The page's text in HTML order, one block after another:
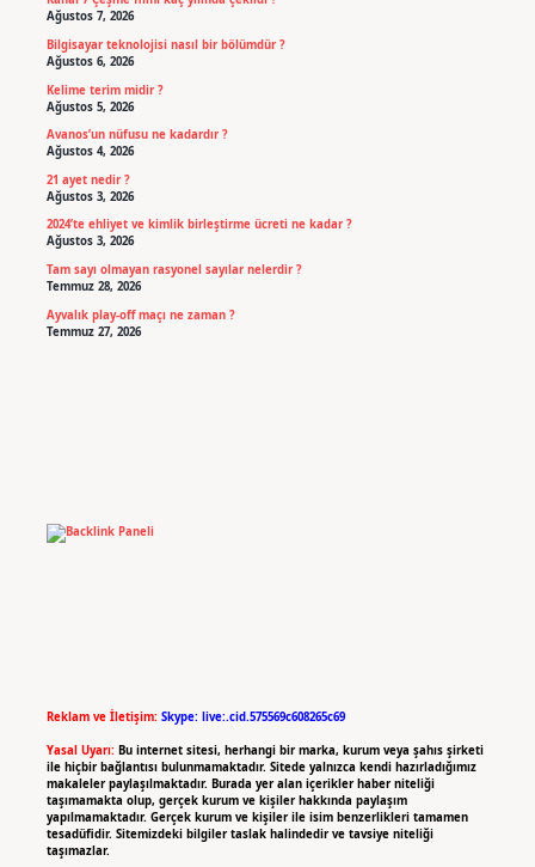
Ağustos 7, 2026
Bilgisayar teknolojisi nasıl bir bölümdür ?
Ağustos 6, 2026
Kelime terim midir ?
Ağustos 5, 2026
Avanos’un nüfusu ne kadardır ?
Ağustos 4, 2026
21 ayet nedir ?
Ağustos 3, 2026
2024’te ehliyet ve kimlik birleştirme ücreti ne kadar ?
Ağustos 3, 2026
Tam sayı olmayan rasyonel sayılar nelerdir ?
Temmuz 28, 2026
Ayvalık play-off maçı ne zaman ?
Temmuz 27, 2026
Reklam ve İletişim: Skype: live:.cid.575569c608265c69
Yasal Uyarı: Bu internet sitesi, herhangi bir marka, kurum veya şahıs şirketi
ile hiçbir bağlantısı bulunmamaktadır. Sitede yalnızca kendi hazırladığımız
makaleler paylaşılmaktadır. Burada yer alan içerikler haber niteliği
taşımamakta olup, gerçek kurum ve kişiler hakkında paylaşım
yapılmamaktadır. Gerçek kurum ve kişiler ile isim benzerlikleri tamamen
tesadüfidir. Sitemizdeki bilgiler taslak halindedir ve tavsiye niteliği
taşımazlar.